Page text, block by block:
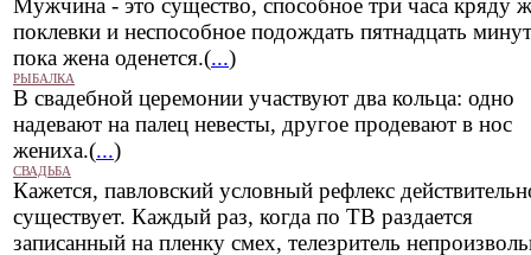
Мужчина - это существо, способное три часа кряду
поклевки и неспособное подождать пятнадцать
пока жена оденется.(...)
РЫБАЛКА
В свадебной церемонии участвуют два кольца: одно
надевают на палец невесты, другое продевают в нос
жениха.(...)
СВАДЬБА
Кажется, павловский условный рефлекс
существует. Каждый раз, когда по ТВ раздается
записанный на пленку смех, телезритель